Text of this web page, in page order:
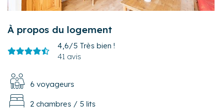
À propos du logement
4,6/5 Très bien !
41 avis
6 voyageurs
2 chambres / 5 lits